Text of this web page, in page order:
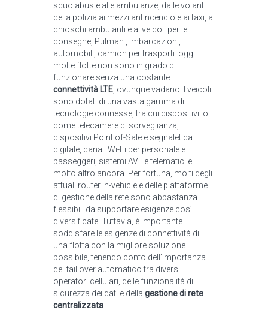
scuolabus e alle ambulanze, dalle volanti
della polizia ai mezzi antincendio e ai taxi, ai
chioschi ambulanti e ai veicoli per le
consegne, Pulman , imbarcazioni,
automobili, camion per trasporti oggi
molte flotte non sono in grado di
funzionare senza una costante
connettività LTE , ovunque vadano. I veicoli
sono dotati di una vasta gamma di
tecnologie connesse, tra cui dispositivi IoT
come telecamere di sorveglianza,
dispositivi Point of-Sale e segnaletica
digitale, canali Wi-Fi per personale e
passeggeri, sistemi AVL e telematici e
molto altro ancora. Per fortuna, molti degli
attuali router in-vehicle e delle piattaforme
di gestione della rete sono abbastanza
flessibili da supportare esigenze così
diversificate. Tuttavia, è importante
soddisfare le esigenze di connettività di
una flotta con la migliore soluzione
possibile, tenendo conto dell’importanza
del fail over automatico tra diversi
operatori cellulari, delle funzionalità di
sicurezza dei dati e della gestione di rete
centralizzata